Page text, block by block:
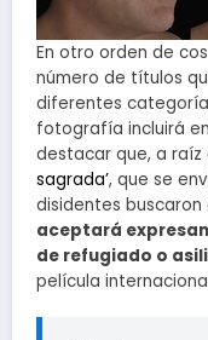
En otro orden de
número de títulos
diferentes
fotografía incluirá
destacar que, a raíz
sagrada’, que se
disidentes
aceptará
de refugiado o
película